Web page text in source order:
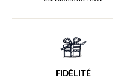
FIDÉLITÉ